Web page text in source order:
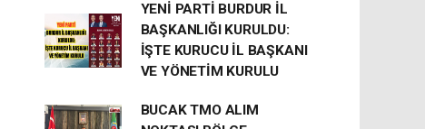
YENİ PARTİ BURDUR İL
BAŞKANLIĞI KURULDU:
İŞTE KURUCU İL BAŞKANI
VE YÖNETİM KURULU
BUCAK TMO ALIM